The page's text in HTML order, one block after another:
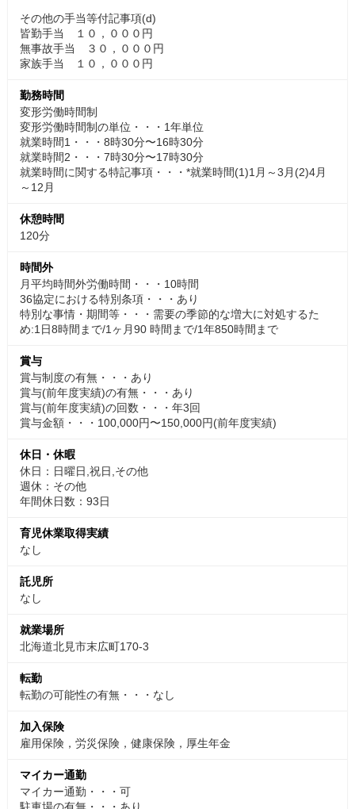
その他の手当等付記事項(d)
皆勤手当 １０，０００円
無事故手当 ３０，０００円
家族手当 １０，０００円
勤務時間
変形労働時間制
変形労働時間制の単位・・・1年単位
就業時間1・・・8時30分〜16時30分
就業時間2・・・7時30分〜17時30分
就業時間に関する特記事項・・・*就業時間(1)1月～3月(2)4月
～12月
休憩時間
120分
時間外
月平均時間外労働時間・・・10時間
36協定における特別条項・・・あり
特別な事情・期間等・・・需要の季節的な増大に対処するた
め:1日8時間まで/1ヶ月90 時間まで/1年850時間まで
賞与
賞与制度の有無・・・あり
賞与(前年度実績)の有無・・・あり
賞与(前年度実績)の回数・・・年3回
賞与金額・・・100,000円〜150,000円(前年度実績)
休日・休暇
休日：日曜日,祝日,その他
週休：その他
年間休日数：93日
育児休業取得実績
なし
託児所
なし
就業場所
北海道北見市末広町170-3
転勤
転勤の可能性の有無・・・なし
加入保険
雇用保険，労災保険，健康保険，厚生年金
マイカー通勤
マイカー通勤・・・可
駐車場の有無・・・あり